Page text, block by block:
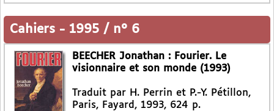
Cahiers - 1995 / n° 6
BEECHER Jonathan : Fourier. Le
visionnaire et son monde (1993)
Traduit par H. Perrin et P.-Y. Pétillon,
Paris, Fayard, 1993, 624 p.